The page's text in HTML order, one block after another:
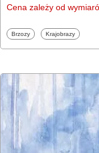
Cena zależy od
Fototapety
Brzozy Fototapety
Krajobrazy